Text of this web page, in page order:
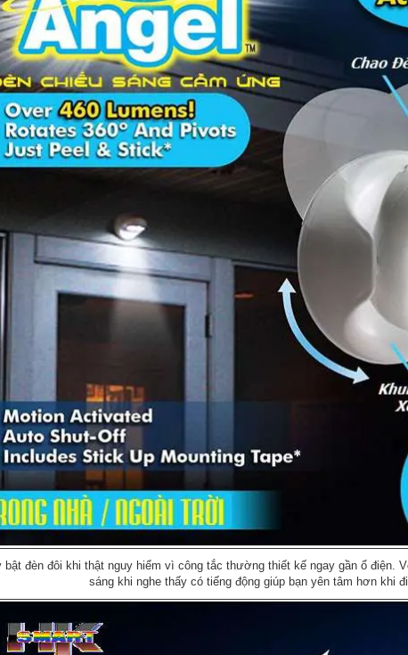
bật đèn đôi khi thật nguy hiểm vì công tắc thường thiết kế ngay gần ổ điện.
sáng khi nghe thấy có tiếng động giúp bạn yên tâm hơn khi